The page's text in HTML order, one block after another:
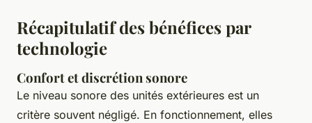
Récapitulatif des bénéfices par
technologie
Confort et discrétion sonore
Le niveau sonore des unités extérieures est un
critère souvent négligé. En fonctionnement, elles